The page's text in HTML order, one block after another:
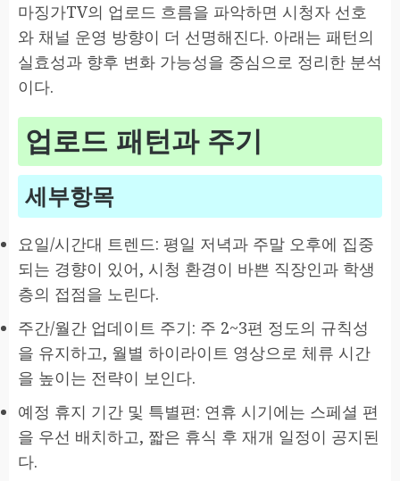
마징가TV의 업로드 흐름을 파악하면 시청자 선호
와 채널 운영 방향이 더 선명해진다. 아래는 패턴의
실효성과 향후 변화 가능성을 중심으로 정리한 분석
이다.
업로드 패턴과 주기
세부항목
요일/시간대 트렌드: 평일 저녁과 주말 오후에 집중
되는 경향이 있어, 시청 환경이 바쁜 직장인과 학생
층의 접점을 노린다.
주간/월간 업데이트 주기: 주 2~3편 정도의 규칙성
을 유지하고, 월별 하이라이트 영상으로 체류 시간
을 높이는 전략이 보인다.
예정 휴지 기간 및 특별편: 연휴 시기에는 스페셜 편
을 우선 배치하고, 짧은 휴식 후 재개 일정이 공지된
다.